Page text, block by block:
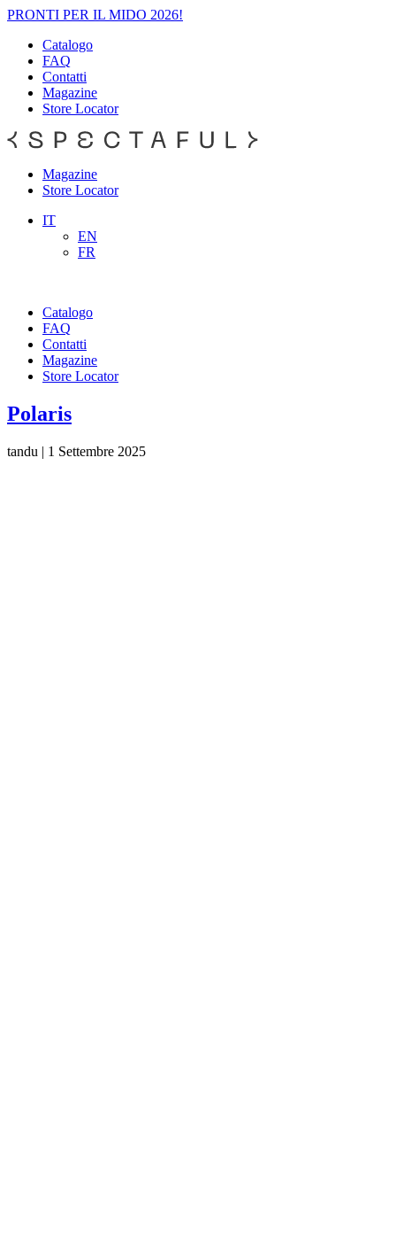
PRONTI PER IL MIDO 2026!
Catalogo
FAQ
Contatti
Magazine
Store Locator
Magazine
Store Locator
IT
EN
FR
Catalogo
FAQ
Contatti
Magazine
Store Locator
Polaris
tandu | 1 Settembre 2025